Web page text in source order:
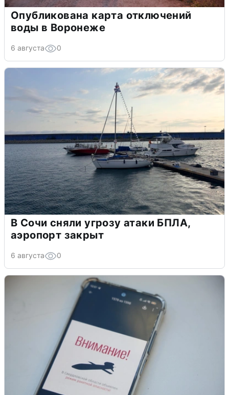
Опубликована карта отключений
воды в Воронеже
6 августа 0
В Сочи сняли угрозу атаки БПЛА,
аэропорт закрыт
6 августа 0